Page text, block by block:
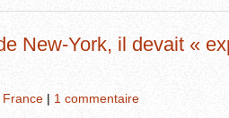
New-York, il devait «
France | 1 commentaire